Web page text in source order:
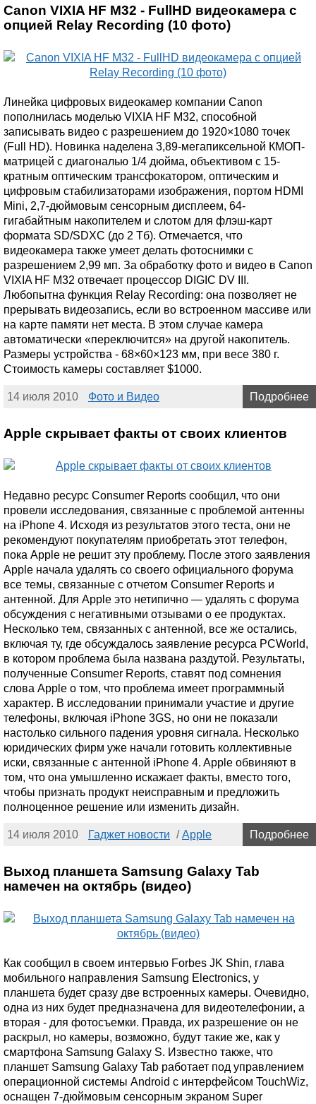
Canon VIXIA HF M32 - FullHD видеокамера с
опцией Relay Recording (10 фото)
Линейка цифровых видеокамер компании Canon
пополнилась моделью VIXIA HF M32, способной
записывать видео с разрешением до 1920×1080 точек
(Full HD). Новинка наделена 3,89-мегапиксельной КМОП-
матрицей с диагональю 1/4 дюйма, объективом с 15-
кратным оптическим трансфокатором, оптическим и
цифровым стабилизаторами изображения, портом HDMI
Mini, 2,7-дюймовым сенсорным дисплеем, 64-
гигабайтным накопителем и слотом для флэш-карт
формата SD/SDXC (до 2 Тб). Отмечается, что
видеокамера также умеет делать фотоснимки с
разрешением 2,99 мп. За обработку фото и видео в Canon
VIXIA HF M32 отвечает процессор DIGIC DV III.
Любопытна функция Relay Recording: она позволяет не
прерывать видеозапись, если во встроенном массиве или
на карте памяти нет места. В этом случае камера
автоматически «переключится» на другой накопитель.
Размеры устройства - 68×60×123 мм, при весе 380 г.
Стоимость камеры составляет $1000.
14 июля 2010 Фото и Видео Подробнее
Apple скрывает факты от своих клиентов
Недавно ресурс Consumer Reports сообщил, что они
провели исследования, связанные с проблемой антенны
на iPhone 4. Исходя из результатов этого теста, они не
рекомендуют покупателям приобретать этот телефон,
пока Apple не решит эту проблему. После этого заявления
Apple начала удалять со своего официального форума
все темы, связанные с отчетом Consumer Reports и
антенной. Для Apple это нетипично — удалять с форума
обсуждения с негативными отзывами о ее продуктах.
Несколько тем, связанных с антенной, все же остались,
включая ту, где обсуждалось заявление ресурса PCWorld,
в котором проблема была названа раздутой. Результаты,
полученные Consumer Reports, ставят под сомнения
слова Apple о том, что проблема имеет программный
характер. В исследовании принимали участие и другие
телефоны, включая iPhone 3GS, но они не показали
настолько сильного падения уровня сигнала. Несколько
юридических фирм уже начали готовить коллективные
иски, связанные с антенной iPhone 4. Apple обвиняют в
том, что она умышленно искажает факты, вместо того,
чтобы признать продукт неисправным и предложить
полноценное решение или изменить дизайн.
14 июля 2010 Гаджет новости /Apple Подробнее
Выход планшета Samsung Galaxy Tab
намечен на октябрь (видео)
Как сообщил в своем интервью Forbes JK Shin, глава
мобильного направления Samsung Electronics, у
планшета будет сразу две встроенных камеры. Очевидно,
одна из них будет предназначена для видеотелефонии, а
вторая - для фотосъемки. Правда, их разрешение он не
раскрыл, но камеры, возможно, будут такие же, как у
смартфона Samsung Galaxy S. Известно также, что
планшет Samsung Galaxy Tab работает под управлением
операционной системы Android с интерфейсом TouchWiz,
оснащен 7-дюймовым сенсорным экраном Super